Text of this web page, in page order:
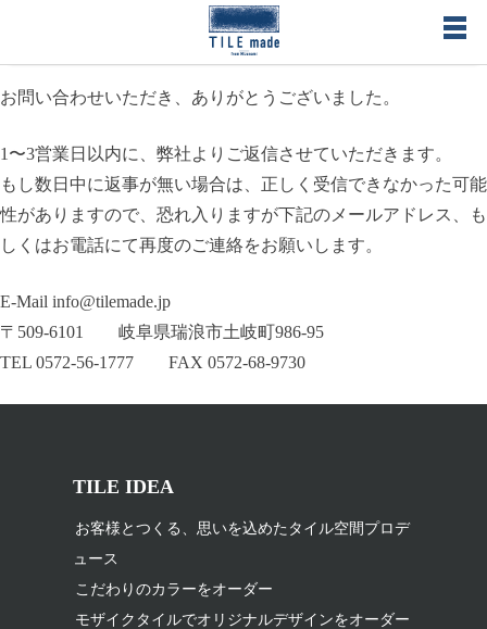
オーダーメイドタイル・オリジナルタイル製作のタイルメイド
サンプルタイル送付
お問い合わせいただき、ありがとうございました。
1〜3営業日以内に、弊社よりご返信させていただきます。
もし数日中に返事が無い場合は、正しく受信できなかった可能
性がありますので、恐れ入りますが下記のメールアドレス、も
しくはお電話にて再度のご連絡をお願いします。
E-Mail info@tilemade.jp
〒509-6101 岐阜県瑞浪市土岐町986-95
TEL 0572-56-1777 FAX 0572-68-9730
TILE IDEA
お客様とつくる、思いを込めたタイル空間プロデ
ュース
こだわりのカラーをオーダー
モザイクタイルでオリジナルデザインをオーダー